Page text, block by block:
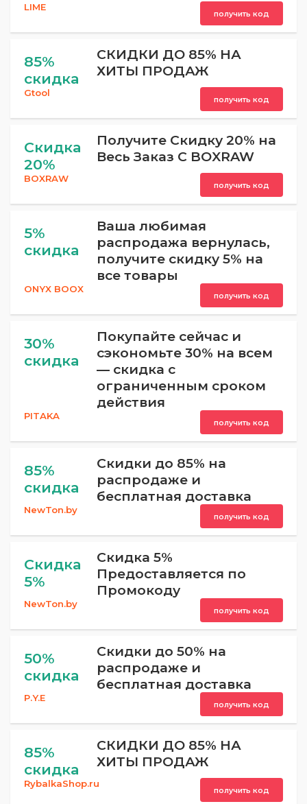
LIME
получить код
85%
скидка
СКИДКИ ДО 85% НА
ХИТЫ ПРОДАЖ
Gtool
получить код
Скидка
20%
Получите Скидку 20% на
Весь Заказ C BOXRAW
BOXRAW
получить код
5%
скидка
Ваша любимая
распродажа вернулась,
получите скидку 5% на
все товары
ONYX BOOX
получить код
30%
скидка
Покупайте сейчас и
сэкономьте 30% на всем
— скидка с
ограниченным сроком
действия
PITAKA
получить код
85%
скидка
Скидки до 85% на
распродаже и
бесплатная доставка
NewTon.by
получить код
Скидка
5%
Скидка 5%
Предоставляется по
Промокоду
NewTon.by
получить код
50%
скидка
Скидки до 50% на
распродаже и
бесплатная доставка
P.Y.E
получить код
85%
скидка
СКИДКИ ДО 85% НА
ХИТЫ ПРОДАЖ
RybalkaShop.ru
получить код